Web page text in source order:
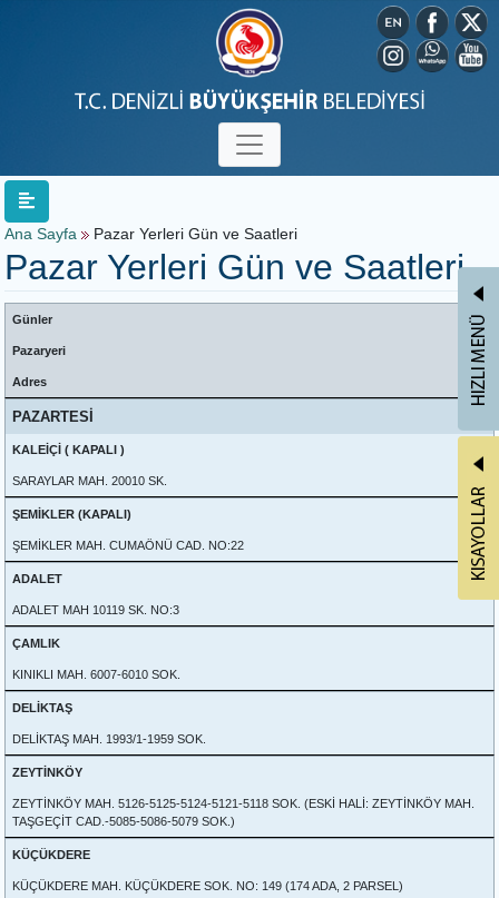
Ana Sayfa Pazar Yerleri Gün ve Saatleri
Pazar Yerleri Gün ve Saatleri
Günler
Pazaryeri
Adres
PAZARTESİ
KALEİÇİ ( KAPALI )
SARAYLAR MAH. 20010 SK.
ŞEMİKLER (KAPALI)
ŞEMİKLER MAH. CUMAÖNÜ CAD. NO:22
ADALET
ADALET MAH 10119 SK. NO:3
ÇAMLIK
KINIKLI MAH. 6007-6010 SOK.
DELİKTAŞ
DELİKTAŞ MAH. 1993/1-1959 SOK.
ZEYTİNKÖY
ZEYTİNKÖY MAH. 5126-5125-5124-5121-5118 SOK. (ESKİ HALİ: ZEYTİNKÖY MAH.
TAŞGEÇİT CAD.-5085-5086-5079 SOK.)
KÜÇÜKDERE
KÜÇÜKDERE MAH. KÜÇÜKDERE SOK. NO: 149 (174 ADA, 2 PARSEL)